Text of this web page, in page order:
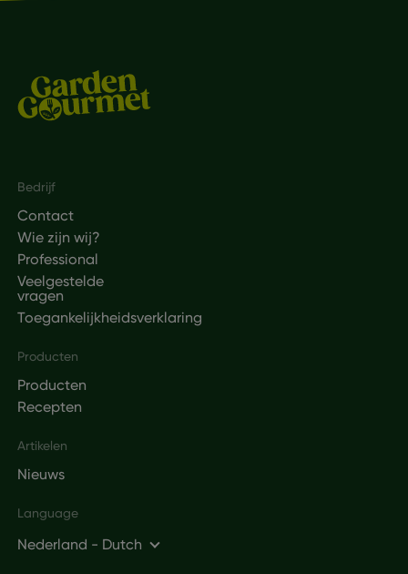
Footer
Bedrijf
Contact
Wie zijn wij?
Professional
Veelgestelde
vragen
Toegankelijkheidsverklaring
Producten
Producten
Recepten
Artikelen
Nieuws
Language
Nederland - Dutch